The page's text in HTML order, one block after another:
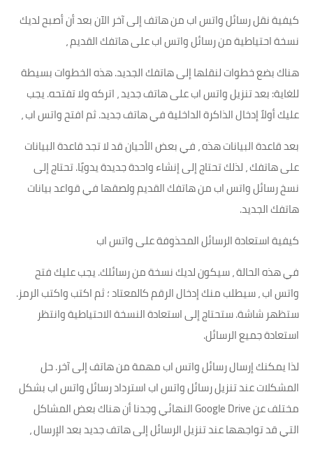
كيفية نقل رسائل واتس اب من هاتف إلى آخر الآن بعد أن أصبح لديك
نسخة احتياطية من رسائل واتس اب على هاتفك القديم ،
هناك بضع خطوات لنقلها إلى هاتفك الجديد. هذه الخطوات بسيطة
للغاية: بعد تنزيل واتس اب على هاتف جديد ، اتركه ولا تفتحه. يجب
عليك أولاً إدخال الذاكرة الداخلية في هاتف جديد. ثم افتح واتس اب ،
بعد قاعدة البيانات هذه ، في بعض الأحيان قد لا تجد قاعدة البيانات
على هاتفك ، لذلك تحتاج إلى إنشاء واحدة جديدة يدويًا. تحتاج إلى
نسخ رسائل واتس اب من هاتفك القديم ولصقها في قواعد بيانات
هاتفك الجديد.
كيفية استعادة الرسائل المحذوفة على واتس اب
في هذه الحالة ، سيكون لديك نسخة من رسائلك. يجب عليك فتح
واتس اب ، سيطلب منك إدخال الرقم كالمعتاد ؛ ثم اكتب واكتب الرمز.
ستظهر شاشة. ستحتاج إلى استعادة النسخة الاحتياطية وانتظر
استعادة جميع الرسائل.
لذا يمكنك إرسال رسائل واتس اب مهمة من هاتف إلى آخر. حل
المشكلات عند تنزيل رسائل واتس اب استرداد رسائل واتس اب بشكل
مختلف عن Google Drive النهائي وجدنا أن هناك بعض المشاكل
التي قد تواجهها عند تنزيل الرسائل إلى هاتف جديد بعد الإرسال ،